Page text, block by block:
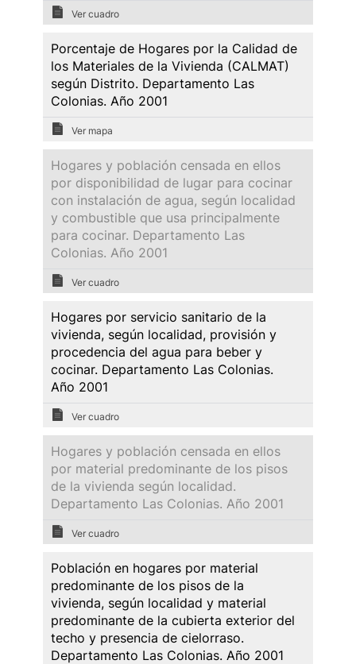
Ver cuadro
Porcentaje de Hogares por la Calidad de
los Materiales de la Vivienda (CALMAT)
según Distrito. Departamento Las
Colonias. Año 2001
Ver mapa
Hogares y población censada en ellos
por disponibilidad de lugar para cocinar
con instalación de agua, según localidad
y combustible que usa principalmente
para cocinar. Departamento Las
Colonias. Año 2001
Ver cuadro
Hogares por servicio sanitario de la
vivienda, según localidad, provisión y
procedencia del agua para beber y
cocinar. Departamento Las Colonias.
Año 2001
Ver cuadro
Hogares y población censada en ellos
por material predominante de los pisos
de la vivienda según localidad.
Departamento Las Colonias. Año 2001
Ver cuadro
Población en hogares por material
predominante de los pisos de la
vivienda, según localidad y material
predominante de la cubierta exterior del
techo y presencia de cielorraso.
Departamento Las Colonias. Año 2001